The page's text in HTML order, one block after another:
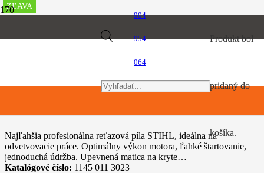
904
954
064
Products
search
Produktbol
pridaný do
košíka.
Motorové píly
STIHL MS 201 C-M
Najľahšia profesionálna reťazová píla STIHL, ideálna na
odvetvovacie práce. Optimálny výkon motora, ľahké štartovanie,
jednoduchá údržba. Upevnená matica na kryte…
Katalógové číslo: 1145 011 3023
ZĽAVA
ZĽAVA
ZĽAVA
ZĽAVA
ZĽAVA
ZĽAVA
ZĽAVA
ZĽAVA
ZĽAVA
ZĽAVA